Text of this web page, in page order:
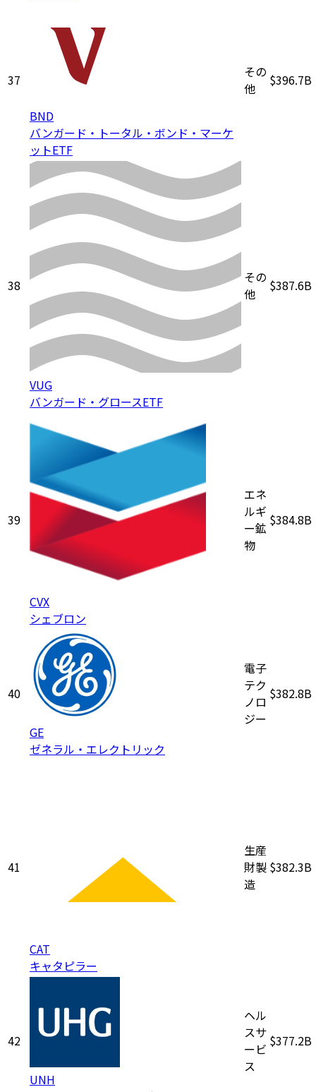
37
BND
バンガード・トータル・ボンド・マーケ
ットETF
その
他
$396.7B
38
VUG
バンガード・グロースETF
その
他
$387.6B
39
CVX
シェブロン
エネ
ルギ
ー鉱
物
$384.8B
40
GE
ゼネラル・エレクトリック
電子
テク
ノロ
ジー
$382.8B
41
CAT
キャタピラー
生産
財製
造
$382.3B
42
UNH
ヘル
スサ
ービ
ス
$377.2B